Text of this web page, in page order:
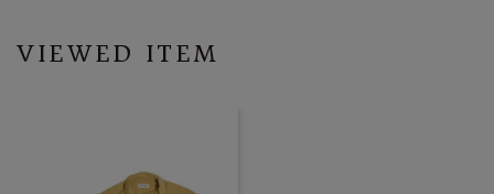
VIEWED ITEM